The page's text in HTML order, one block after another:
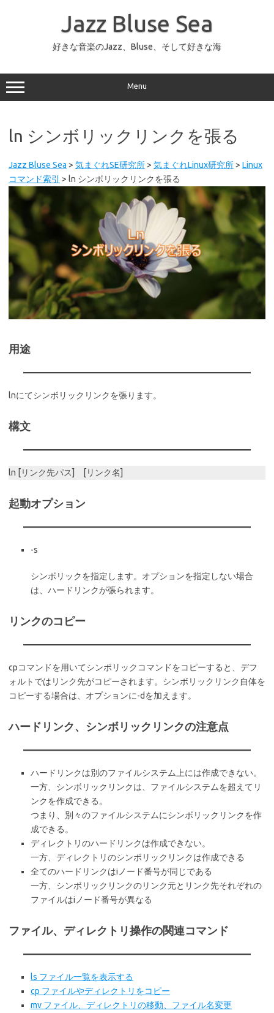
ッ
プ
Jazz Bluse Sea
好きな音楽のJazz、Bluse、そして好きな海
Menu
ln シンボリックリンクを張る
Jazz Bluse Sea > 気まぐれSE研究所> 気まぐれLinux研究所> Linux
コマンド索引
> ln シンボリックリンクを張る
用途
lnにてシンボリックリンクを張ります。
構文
ln [リンク先パス] [リンク名]
起動オプション
-s
シンボリックを指定します。オプションを指定しない場合
は、ハードリンクが張られます。
リンクのコピー
cpコマンドを用いてシンボリックコマンドをコピーすると、デフ
ォルトではリンク先がコピーされます。シンボリックリンク自体を
コピーする場合は、オプションに-dを加えます。
ハードリンク、シンボリックリンクの注意点
ハードリンクは別のファイルシステム上には作成できない。
一方、シンボリックリンクは、ファイルシステムを超えてリ
ンクを作成できる。
つまり、別々のファイルシステムにシンボリックリンクを作
成できる。
ディレクトリのハードリンクは作成できない。
一方、ディレクトリのシンボリックリンクは作成できる
全てのハードリンクはiノード番号が同じである
一方、シンボリックリンクのリンク元とリンク先それぞれの
ファイルはiノード番号が異なる
ファイル、ディレクトリ操作の関連コマンド
ls ファイル一覧を表示する
cp ファイルやディレクトリをコピー
mv ファイル、ディレクトリの移動、ファイル名変更